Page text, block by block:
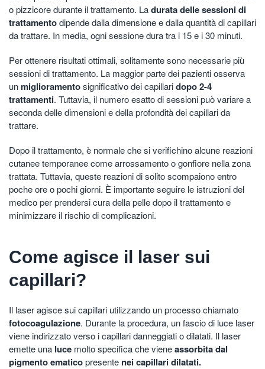
o pizzicore durante il trattamento. Ladurata delle sessioni di
trattamentodipende dalla dimensione e dalla quantità di capillari
da trattare. In media, ogni sessione dura tra i 15 e i 30 minuti.
Per ottenere risultati ottimali, solitamente sono necessarie più
sessioni di trattamento. La maggior parte dei pazienti osserva
unmiglioramentosignificativo dei capillaridopo 2-4
trattamenti. Tuttavia, il numero esatto di sessioni può variare a
seconda delle dimensioni e della profondità dei capillari da
trattare.
Dopo il trattamento, è normale che si verifichino alcune reazioni
cutanee temporanee come arrossamento o gonfiore nella zona
trattata. Tuttavia, queste reazioni di solito scompaiono entro
poche ore o pochi giorni. È importante seguire le istruzioni del
medico per prendersi cura della pelle dopo il trattamento e
minimizzare il rischio di complicazioni.
Come agisce il laser sui
capillari?
Il laser agisce sui capillari utilizzando un processo chiamato
fotocoagulazione. Durante la procedura, un fascio di luce laser
viene indirizzato verso i capillari danneggiati o dilatati. Il laser
emette una luce molto specifica che vieneassorbita dal
pigmento ematicopresente nei capillari dilatati.